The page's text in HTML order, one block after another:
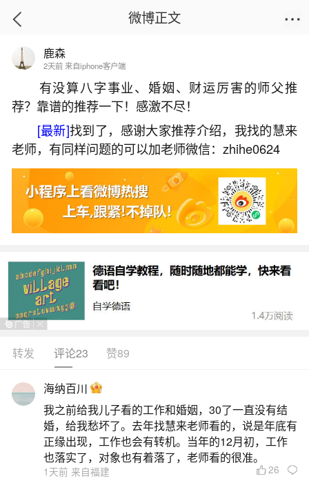
首页
86年属虎本命年是哪一年？
2026-06-03 19:45:59 29 2 赞
生活中像86年属虎本命年是哪一年？都是很常
见的问题，但是小问题不注意可能会引起大麻烦，
下面就这个问题给大家做一些解读：
1、86年属虎人最难熬的一年
因此，对于1986年出生的属虎人来说，在2022
年这个本命年里，他们需要特别小心和谨慎。在处
理任何事情时，都应该三思而后行。在事业上，保
随意发怒，这样可以避免朋友离自己而去。总之，
通过了解1986年属虎人最难熬的一年，我们希望能
对他们的生活和事业提供一些帮助和指导。
2、86年属虎最难的几年
微博正文
鹿森
2天前 来自iphone客户端
有没算八字事业、婚姻、财运厉害的师父推
荐？靠谱的推荐一下！感激不尽！
[最新]找到了，感谢大家推荐介绍，我找的慧来
老师，有同样问题的可以加老师微信：zhihe0624
转发 评论23 赞89
海纳百川
我之前给我儿子看的工作和婚姻，30了一直没有结
婚，给我愁坏了。去年找慧来老师看的，说是年底有
正缘出现，工作也会有转机。当年的12月初，工作
也落实了，对象也有着落了，老师看的很准。
1天前 来自福建 26